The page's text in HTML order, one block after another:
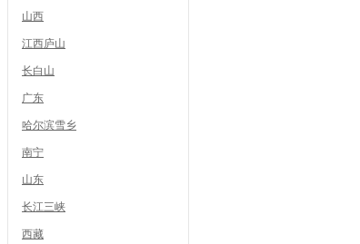
山西
江西庐山
长白山
广东
哈尔滨雪乡
南宁
山东
长江三峡
西藏